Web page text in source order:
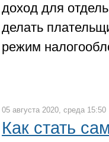
доход для
делать
режим
05 августа 2020, среда 15:50
Как стать